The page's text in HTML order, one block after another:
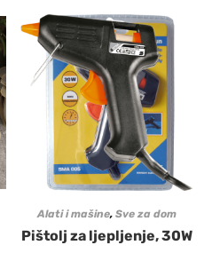
Alati i mašine,Sve za dom
Pištolj za ljepljenje, 30W